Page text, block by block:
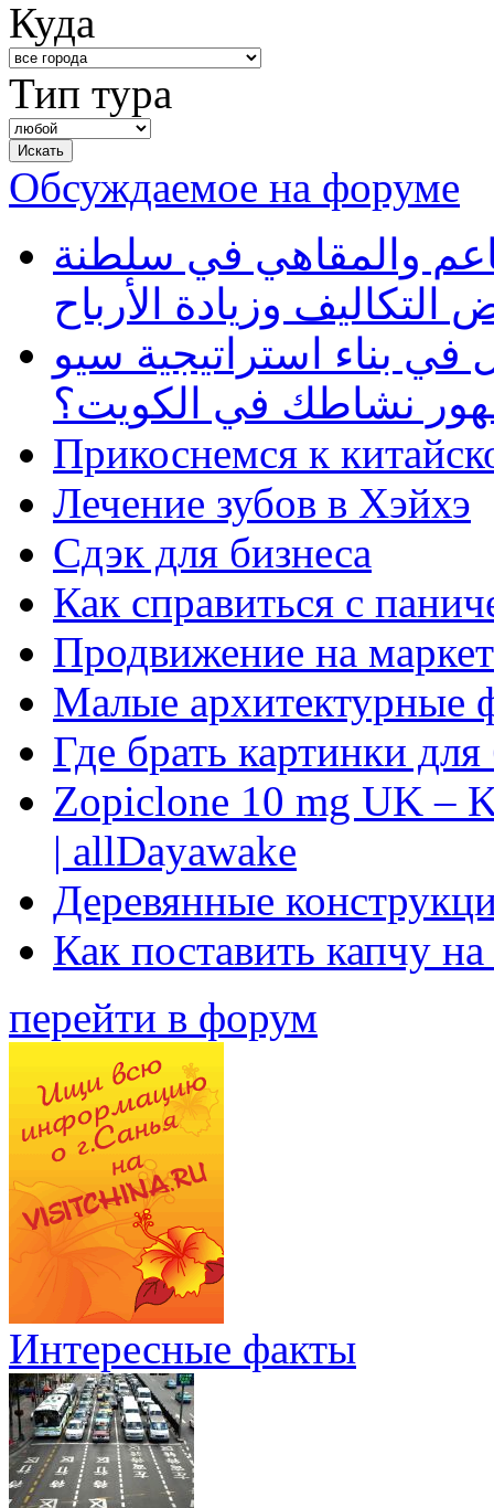
Куда
Тип тура
Обсуждаемое на форуме
والمقاهي في سلطنة
وزيادة الأرباح
بناء استراتيجية سيو
نشاطك في الكويت؟
Прикоснемся к
Лечение зубов в Хэйхэ
Сдэк для бизнеса
Как справиться с
Продвижение на
Малые архитектурные
Где брать картинки
Zopiclone 10 mg UK –
| allDayawake
Деревянные
Как поставить капчу
перейти в форум
Интересные факты